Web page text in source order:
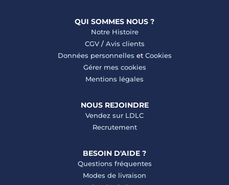
QUI SOMMES NOUS ?
Notre Histoire
CGV/ Avis clients
Données personnelles et Cookies
Gérer mes cookies
Mentions légales
NOUS REJOINDRE
Vendez sur LDLC
Recrutement
BESOIN D'AIDE ?
Questions fréquentes
Modes de livraison